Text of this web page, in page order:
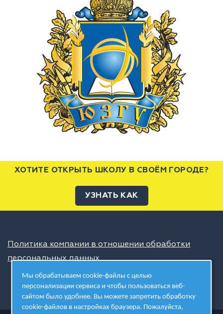
ХОТИТЕ ОТКРЫТЬ ШКОЛУ В СВОЁМ ГОРОДЕ?
УЗНАТЬ КАК
Политика компании в отношении обработки
персональных данных
Мы обрабатываем cookie-файлы с целью
персонализации сервиса и чтобы пользоваться веб-
сайтом было удобнее. Вы можете запретить обработку
cookie-файлов в настройках браузера. Пожалуйста,